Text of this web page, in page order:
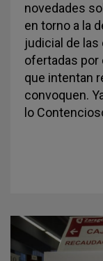
novedades
en torno a la
judicial de
ofertadas por
que intentan
convoquen.
lo